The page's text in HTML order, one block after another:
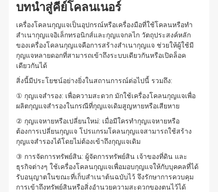
บทนำสู่คีย์โคลนเนอร์
เครื่องโคลนกุญแจเป็นอุปกรณ์หรือเครื่องมือที่ใช้โคลนหรือทำ
สำเนากุญแจอิเล็กทรอนิกส์และกุญแจกลไก วัตถุประสงค์หลัก
ของเครื่องโคลนกุญแจคือการสร้างสำเนากุญแจ ช่วยให้ผู้ใช้มี
กุญแจหลายดอกที่สามารถเข้าถึงระบบเดียวกันหรือเปิดล็อค
เดียวกันได้
สิ่งนี้มีประโยชน์อย่างยิ่งในสถานการณ์ต่อไปนี้ รวมถึง:
① กุญแจสำรอง: เพื่อความสะดวก มักใช้เครื่องโคลนกุญแจเพื่อ
ผลิตกุญแจสำรองในกรณีที่กุญแจเดิมสูญหายหรือเสียหาย
② กุญแจหายหรือเปลี่ยนใหม่: เมื่อมีใครทำกุญแจหายหรือ
ต้องการเปลี่ยนกุญแจ โปรแกรมโคลนกุญแจสามารถใช้สร้าง
กุญแจสำรองได้โดยไม่ต้องเข้าถึงกุญแจเดิม
③ การจัดการทรัพย์สิน: ผู้จัดการทรัพย์สิน เจ้าของที่ดิน และ
ธุรกิจต่างๆ ใช้เครื่องโคลนกุญแจเพื่อมอบกุญแจให้กับบุคคลที่ได้
รับอนุญาตในขณะที่เก็บสำเนาต้นฉบับไว้ จึงรักษาการควบคุม
การเข้าถึงทรัพย์สินหรือสิ่งอำนวยความสะดวกของตนไว้ได้